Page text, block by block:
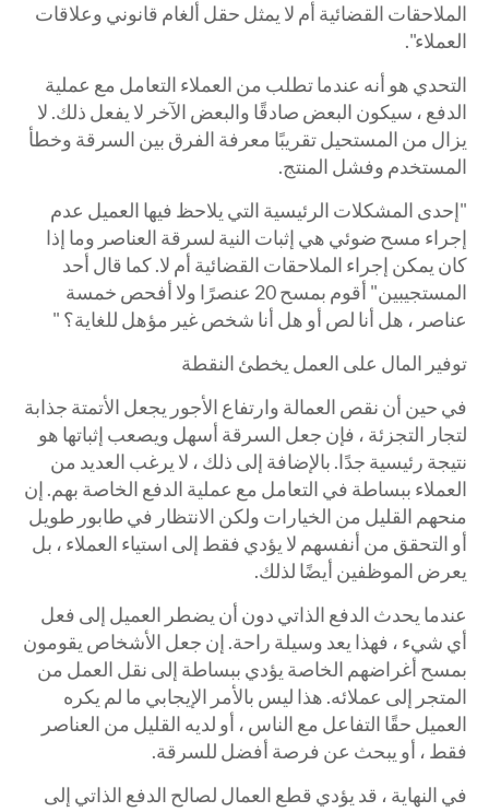
الملاحقات القضائية أم لا يمثل حقل ألغام قانوني وعلاقات
العملاء".
التحدي هو أنه عندما تطلب من العملاء التعامل مع عملية
الدفع ، سيكون البعض صادقًا والبعض الآخر لا يفعل ذلك. لا
يزال من المستحيل تقريبًا معرفة الفرق بين السرقة وخطأ
المستخدم وفشل المنتج.
"إحدى المشكلات الرئيسية التي يلاحظ فيها العميل عدم
إجراء مسح ضوئي هي إثبات النية لسرقة العناصر وما إذا
كان يمكن إجراء الملاحقات القضائية أم لا. كما قال أحد
المستجيبين" أقوم بمسح 20 عنصرًا ولا أفحص خمسة
عناصر ، هل أنا لص أو هل أنا شخص غير مؤهل للغاية؟ "
توفير المال على العمل يخطئ النقطة
في حين أن نقص العمالة وارتفاع الأجور يجعل الأتمتة جذابة
لتجار التجزئة ، فإن جعل السرقة أسهل ويصعب إثباتها هو
نتيجة رئيسية جدًا. بالإضافة إلى ذلك ، لا يرغب العديد من
العملاء ببساطة في التعامل مع عملية الدفع الخاصة بهم. إن
منحهم القليل من الخيارات ولكن الانتظار في طابور طويل
أو التحقق من أنفسهم لا يؤدي فقط إلى استياء العملاء ، بل
يعرض الموظفين أيضًا لذلك.
عندما يحدث الدفع الذاتي دون أن يضطر العميل إلى فعل
أي شيء ، فهذا يعد وسيلة راحة. إن جعل الأشخاص يقومون
بمسح أغراضهم الخاصة يؤدي ببساطة إلى نقل العمل من
المتجر إلى عملائه. هذا ليس بالأمر الإيجابي ما لم يكره
العميل حقًا التفاعل مع الناس ، أو لديه القليل من العناصر
فقط ، أو يبحث عن فرصة أفضل للسرقة.
في النهاية ، قد يؤدي قطع العمال لصالح الدفع الذاتي إلى